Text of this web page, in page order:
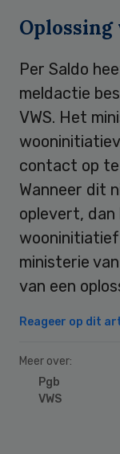
Per Saldo
meldactie
VWS. Het
contact op
Wanneer dit
oplevert, dan
ministerie
van een
Reageer op dit
Meer over:
Pgb
VWS